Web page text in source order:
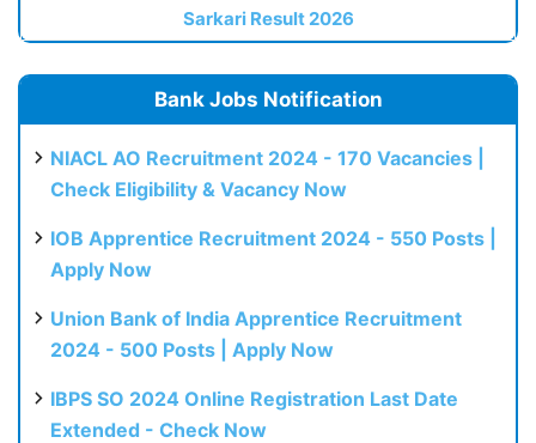
Sarkari Result 2026
Bank Jobs Notification
NIACL AO Recruitment 2024 - 170 Vacancies |
Check Eligibility & Vacancy Now
IOB Apprentice Recruitment 2024 - 550 Posts |
Apply Now
Union Bank of India Apprentice Recruitment
2024 - 500 Posts | Apply Now
IBPS SO 2024 Online Registration Last Date
Extended - Check Now